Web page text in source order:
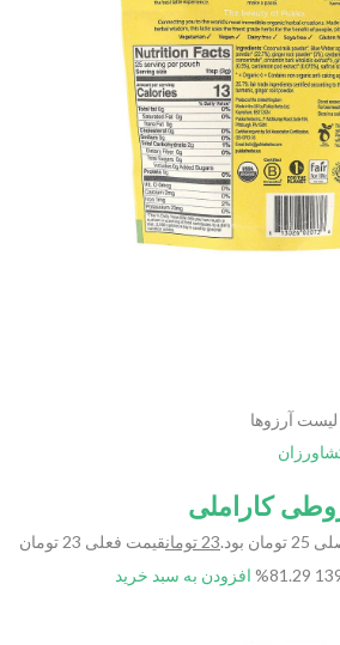
لیست آرزوها
کاراملی
بود. 23 تومان
قیمت فعلی 23 تومان
81.29% افزودن به سبد خرید